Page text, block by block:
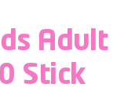
Adult
Stick